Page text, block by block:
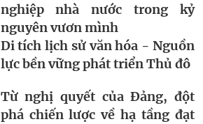
nghiệp nhà nước trong kỷ
nguyên vươn mình
Di tích lịch sử văn hóa - Nguồn
lực bền vững phát triển Thủ đô
Từ nghị quyết của Đảng, đột
phá chiến lược về hạ tầng đạt